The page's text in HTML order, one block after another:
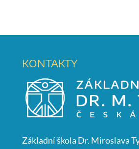
KONTAKTY
Základní škola Dr. Miroslava